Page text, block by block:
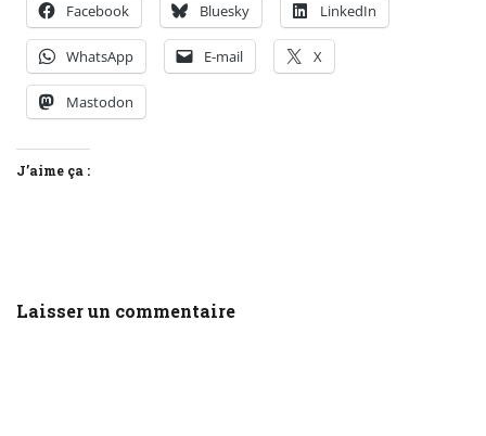
Facebook Bluesky LinkedIn
WhatsApp E-mail X
Mastodon
J’aime ça :
Laisser un commentaire